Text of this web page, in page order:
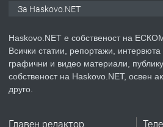
ПРЕДЛАГА
Продавам
За Haskovo.NET
Haskovo.NET е собственост на
Всички статии, репортажи, интервюта
графични и видео материали,
собственост на Haskovo.NET, освен
друго.
Главен редактор